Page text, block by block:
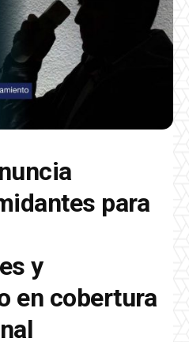
para
y
en cobertura